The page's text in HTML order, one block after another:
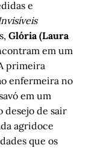
e
Glória (Laura
em um
primeira
enfermeira no
em um
desejo de sair
agridoce
que os